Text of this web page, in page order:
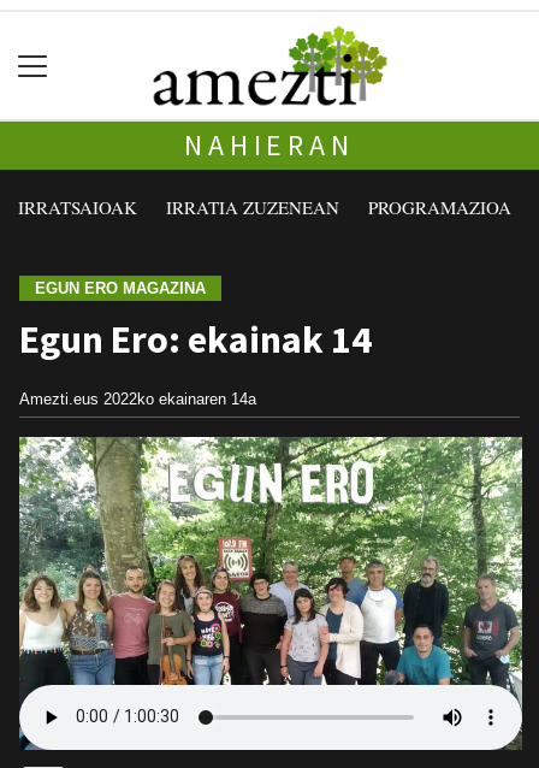
NAHIERAN
IRRATSAIOAK IRRATIA ZUZENEAN PROGRAMAZIOA
EGUN ERO MAGAZINA
Egun Ero: ekainak 14
Amezti.eus 2022ko ekainaren 14a